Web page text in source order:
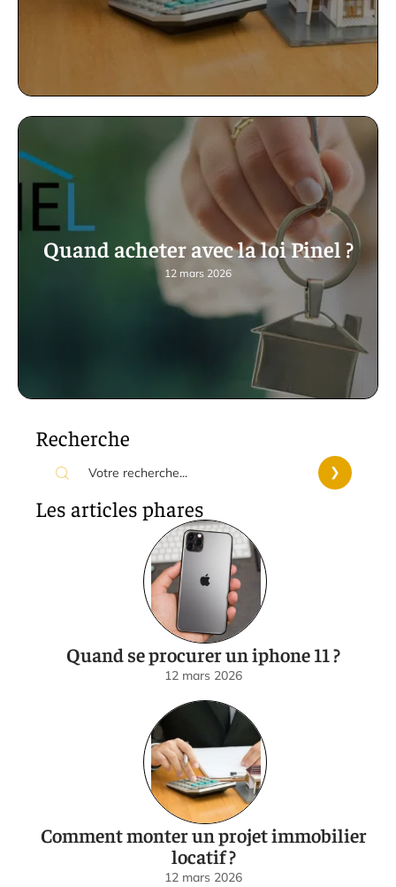
Quand acheter avec la loi Pinel ?
12 mars 2026
Recherche
Les articles phares
Quand se procurer un iphone 11 ?
12 mars 2026
Comment monter un projet immobilier
locatif ?
12 mars 2026